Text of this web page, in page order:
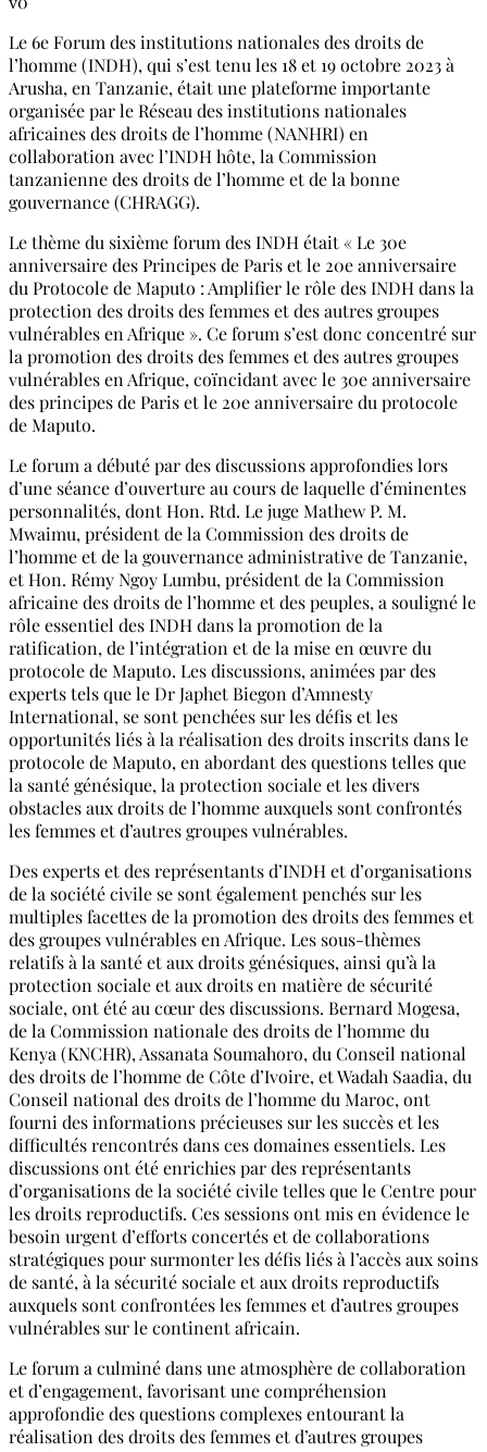
Le 6e Forum des institutions nationales des droits de
l’homme (INDH), qui s’est tenu les 18 et 19 octobre 2023 à
Arusha, en Tanzanie, était une plateforme importante
organisée par le Réseau des institutions nationales
africaines des droits de l’homme (NANHRI) en
collaboration avec l’INDH hôte, la Commission
tanzanienne des droits de l’homme et de la bonne
gouvernance (CHRAGG).
Le thème du sixième forum des INDH était « Le 30e
anniversaire des Principes de Paris et le 20e anniversaire
du Protocole de Maputo : Amplifier le rôle des INDH dans la
protection des droits des femmes et des autres groupes
vulnérables en Afrique ». Ce forum s’est donc concentré sur
la promotion des droits des femmes et des autres groupes
vulnérables en Afrique, coïncidant avec le 30e anniversaire
des principes de Paris et le 20e anniversaire du protocole
de Maputo.
Le forum a débuté par des discussions approfondies lors
d’une séance d’ouverture au cours de laquelle d’éminentes
personnalités, dont Hon. Rtd. Le juge Mathew P. M.
Mwaimu, président de la Commission des droits de
l’homme et de la gouvernance administrative de Tanzanie,
et Hon. Rémy Ngoy Lumbu, président de la Commission
africaine des droits de l’homme et des peuples, a souligné le
rôle essentiel des INDH dans la promotion de la
ratification, de l’intégration et de la mise en œuvre du
protocole de Maputo. Les discussions, animées par des
experts tels que le Dr Japhet Biegon d’Amnesty
International, se sont penchées sur les défis et les
opportunités liés à la réalisation des droits inscrits dans le
protocole de Maputo, en abordant des questions telles que
la santé génésique, la protection sociale et les divers
obstacles aux droits de l’homme auxquels sont confrontés
les femmes et d’autres groupes vulnérables.
Des experts et des représentants d’INDH et d’organisations
de la société civile se sont également penchés sur les
multiples facettes de la promotion des droits des femmes et
des groupes vulnérables en Afrique. Les sous-thèmes
relatifs à la santé et aux droits génésiques, ainsi qu’à la
protection sociale et aux droits en matière de sécurité
sociale, ont été au cœur des discussions. Bernard Mogesa,
de la Commission nationale des droits de l’homme du
Kenya (KNCHR), Assanata Soumahoro, du Conseil national
des droits de l’homme de Côte d’Ivoire, et Wadah Saadia, du
Conseil national des droits de l’homme du Maroc, ont
fourni des informations précieuses sur les succès et les
difficultés rencontrés dans ces domaines essentiels. Les
discussions ont été enrichies par des représentants
d’organisations de la société civile telles que le Centre pour
les droits reproductifs. Ces sessions ont mis en évidence le
besoin urgent d’efforts concertés et de collaborations
stratégiques pour surmonter les défis liés à l’accès aux soins
de santé, à la sécurité sociale et aux droits reproductifs
auxquels sont confrontées les femmes et d’autres groupes
vulnérables sur le continent africain.
Le forum a culminé dans une atmosphère de collaboration
et d’engagement, favorisant une compréhension
approfondie des questions complexes entourant la
réalisation des droits des femmes et d’autres groupes